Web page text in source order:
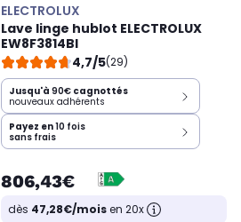
ELECTROLUX
Lave linge hublot ELECTROLUX
EW8F3814BI
4,7/5(29)
Jusqu'à 90€ cagnottés
nouveaux adhérents
Payez en10 fois
sans frais
806,43€
dès 47,28€/moisen 20x